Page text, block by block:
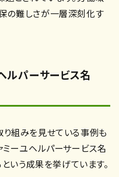
の難しさが一層深刻化す
ルパーサービス名
組みを見せている事例も
ミーユヘルパーサービス名
いう成果を挙げています。